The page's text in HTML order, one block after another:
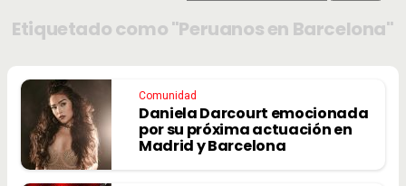
Etiquetado como "Peruanos en Barcelona"
Comunidad
Daniela Darcourt emocionada
por su próxima actuación en
Madrid y Barcelona